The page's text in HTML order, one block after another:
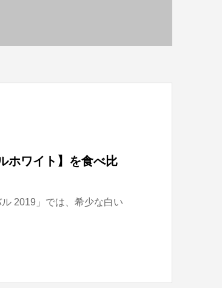
ホワイト】を食べ比
2019」では、希少な白い